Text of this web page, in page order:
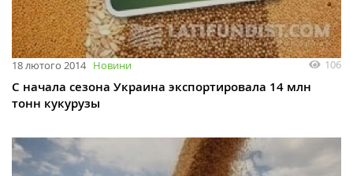
18 лютого 2014 Новини 106
С начала сезона Украина экспортировала 14 млн
тонн кукурузы